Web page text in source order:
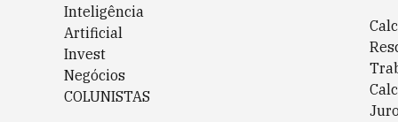
Inteligência
Artificial
Invest
Negócios
COLUNISTAS